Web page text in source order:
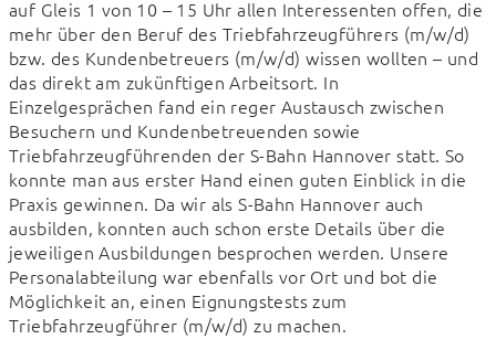
auf Gleis 1 von 10 – 15 Uhr allen Interessenten offen, die
mehr über den Beruf des Triebfahrzeugführers (m/w/d)
bzw. des Kundenbetreuers (m/w/d) wissen wollten – und
das direkt am zukünftigen Arbeitsort. In
Einzelgesprächen fand ein reger Austausch zwischen
Besuchern und Kundenbetreuenden sowie
Triebfahrzeugführenden der S-Bahn Hannover statt. So
konnte man aus erster Hand einen guten Einblick in die
Praxis gewinnen. Da wir als S-Bahn Hannover auch
ausbilden, konnten auch schon erste Details über die
jeweiligen Ausbildungen besprochen werden. Unsere
Personalabteilung war ebenfalls vor Ort und bot die
Möglichkeit an, einen Eignungstests zum
Triebfahrzeugführer (m/w/d) zu machen.